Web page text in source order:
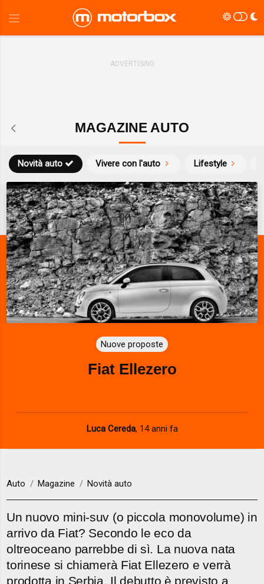
MAGAZINE AUTO
Novità auto Vivere con l'auto Lifestyle
Nuove proposte
Fiat Ellezero
Luca Cereda, 14 anni fa
Auto Magazine Novità auto
Un nuovo mini-suv (o piccola monovolume) in
arrivo da Fiat? Secondo le eco da
oltreoceano parrebbe di sì. La nuova nata
torinese si chiamerà Fiat Ellezero e verrà
prodotta in Serbia. Il debutto è previsto a